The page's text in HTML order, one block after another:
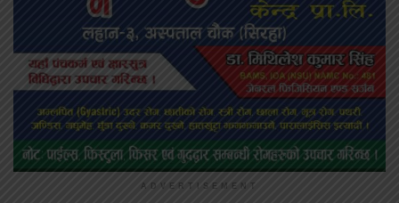
ADVERTISEMENT